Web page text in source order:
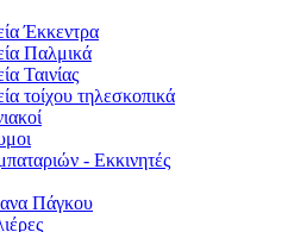
Έκκεντρα
Παλμικά
Ταινίας
τοίχου τηλεσκοπικά
- Εκκινητές
Πάγκου